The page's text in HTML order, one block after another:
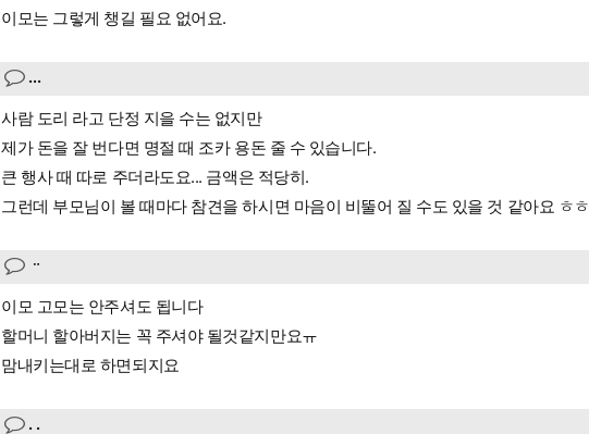
이모는 그렇게 챙길 필요 없어요.
...
사람 도리 라고 단정 지을 수는 없지만
제가 돈을 잘 번다면 명절 때 조카 용돈 줄 수 있습니다.
큰 행사 때 따로 주더라도요... 금액은 적당히.
그런데 부모님이 볼 때마다 참견을 하시면 마음이 비뚤어 질 수도 있을 것 같아요 ㅎㅎ
ᆢ
이모 고모는 안주셔도 됩니다
할머니 할아버지는 꼭 주셔야 될것같지만요ㅠ
맘내키는대로 하면되지요
. .